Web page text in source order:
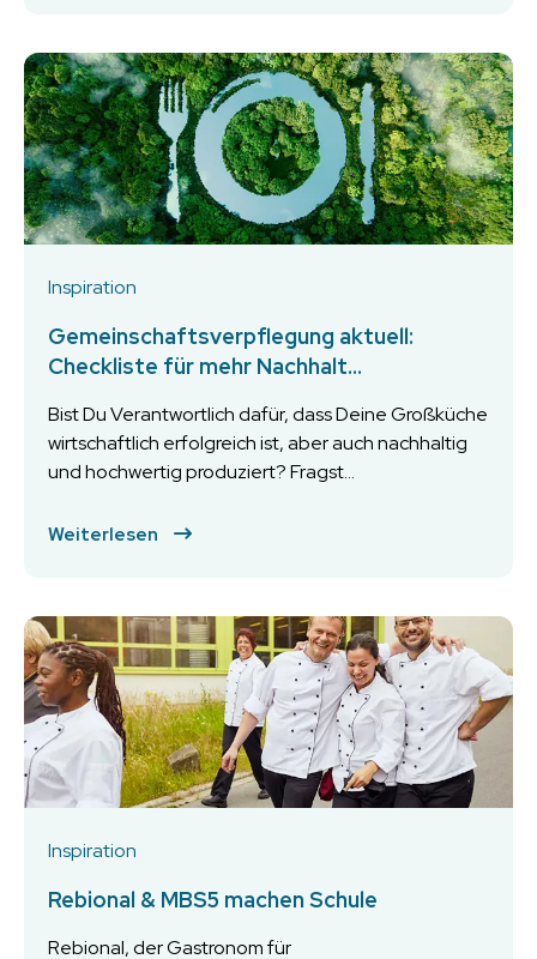
Inspiration
Gemeinschaftsverpflegung aktuell:
Checkliste für mehr Nachhalt...
Bist Du Verantwortlich dafür, dass Deine Großküche
wirtschaftlich erfolgreich ist, aber auch nachhaltig
und hochwertig produziert? Fragst...
Weiterlesen
Inspiration
Rebional & MBS5 machen Schule
Rebional, der Gastronom für